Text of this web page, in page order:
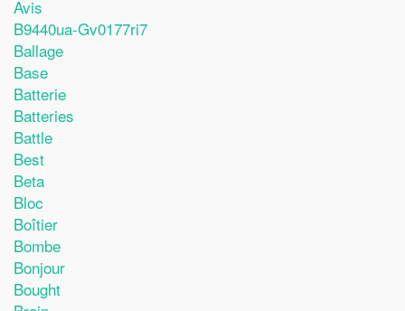
Avis
B9440ua-Gv0177ri7
Ballage
Base
Batterie
Batteries
Battle
Best
Beta
Bloc
Boîtier
Bombe
Bonjour
Bought